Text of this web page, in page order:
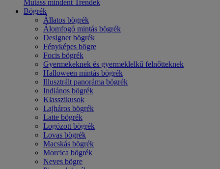
Mutass mindent Trendek
Bögrék
Állatos bögrék
Álomfogó mintás bögrék
Designer bögrék
Fényképes bögre
Focis bögrék
Gyermekeknek és gyermeklelkű felnőtteknek
Halloween mintás bögrék
Illusztrált panoráma bögrék
Indiános bögrék
Klasszikusok
Lajháros bögrék
Latte bögrék
Logózott bögrék
Lovas bögrék
Macskás bögrék
Morcica bögrék
Neves bögre